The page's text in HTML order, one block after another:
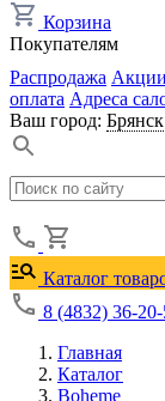
Корзина
Покупателям
Распродажа Акции
оплата Адреса
Ваш город: Брянск
Каталог
8 (4832) 36-
Главная
Каталог
Boheme